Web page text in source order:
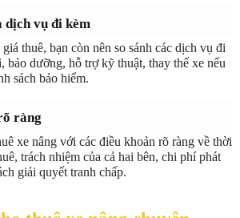
dịch vụ đi kèm
thuê, bạn còn nên so sánh các dịch vụ đi
bảo dưỡng, hỗ trợ kỹ thuật, thay thế xe nếu
sách bảo hiểm.
ràng
xe nâng với các điều khoản rõ ràng về thời
trách nhiệm của cả hai bên, chi phí phát
giải quyết tranh chấp.